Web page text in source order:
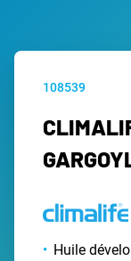
108539
Huile